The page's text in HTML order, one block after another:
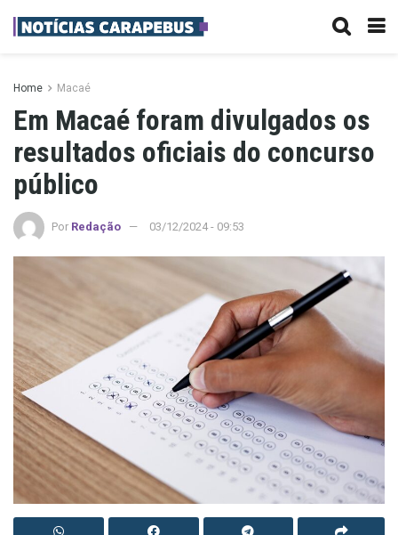
Home Macaé
Em Macaé foram divulgados os
resultados oficiais do concurso
público
Por Redação 03/12/2024 - 09:53